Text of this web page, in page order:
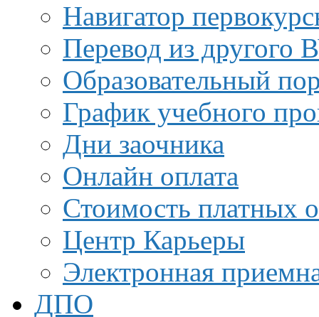
Навигатор
Перевод из другого
Образовательный
График учебного
Дни заочника
Онлайн оплата
Стоимость платных
Центр Карьеры
Электронная
ДПО